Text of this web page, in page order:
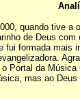
quando tive a
de Deus
formada mais
Portal da
mas ao